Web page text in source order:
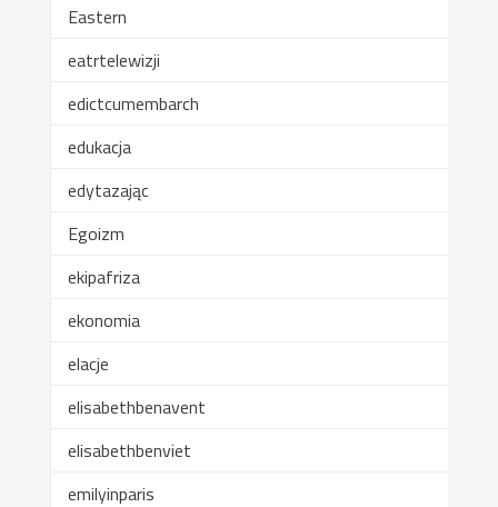
Eastern
eatrtelewizji
edictcumembarch
edukacja
edytazając
Egoizm
ekipafriza
ekonomia
elacje
elisabethbenavent
elisabethbenviet
emilyinparis